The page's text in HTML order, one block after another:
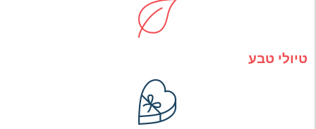
טיולי טבע